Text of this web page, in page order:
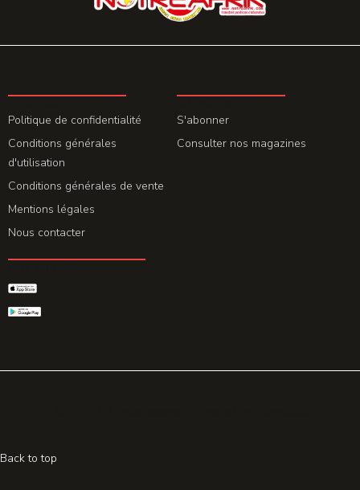
Politique de confidentialité
Conditions générales
d'utilisation
Conditions générales de vente
Mentions légales
Nous contacter
S'abonner
Consulter nos magazines
Back to top